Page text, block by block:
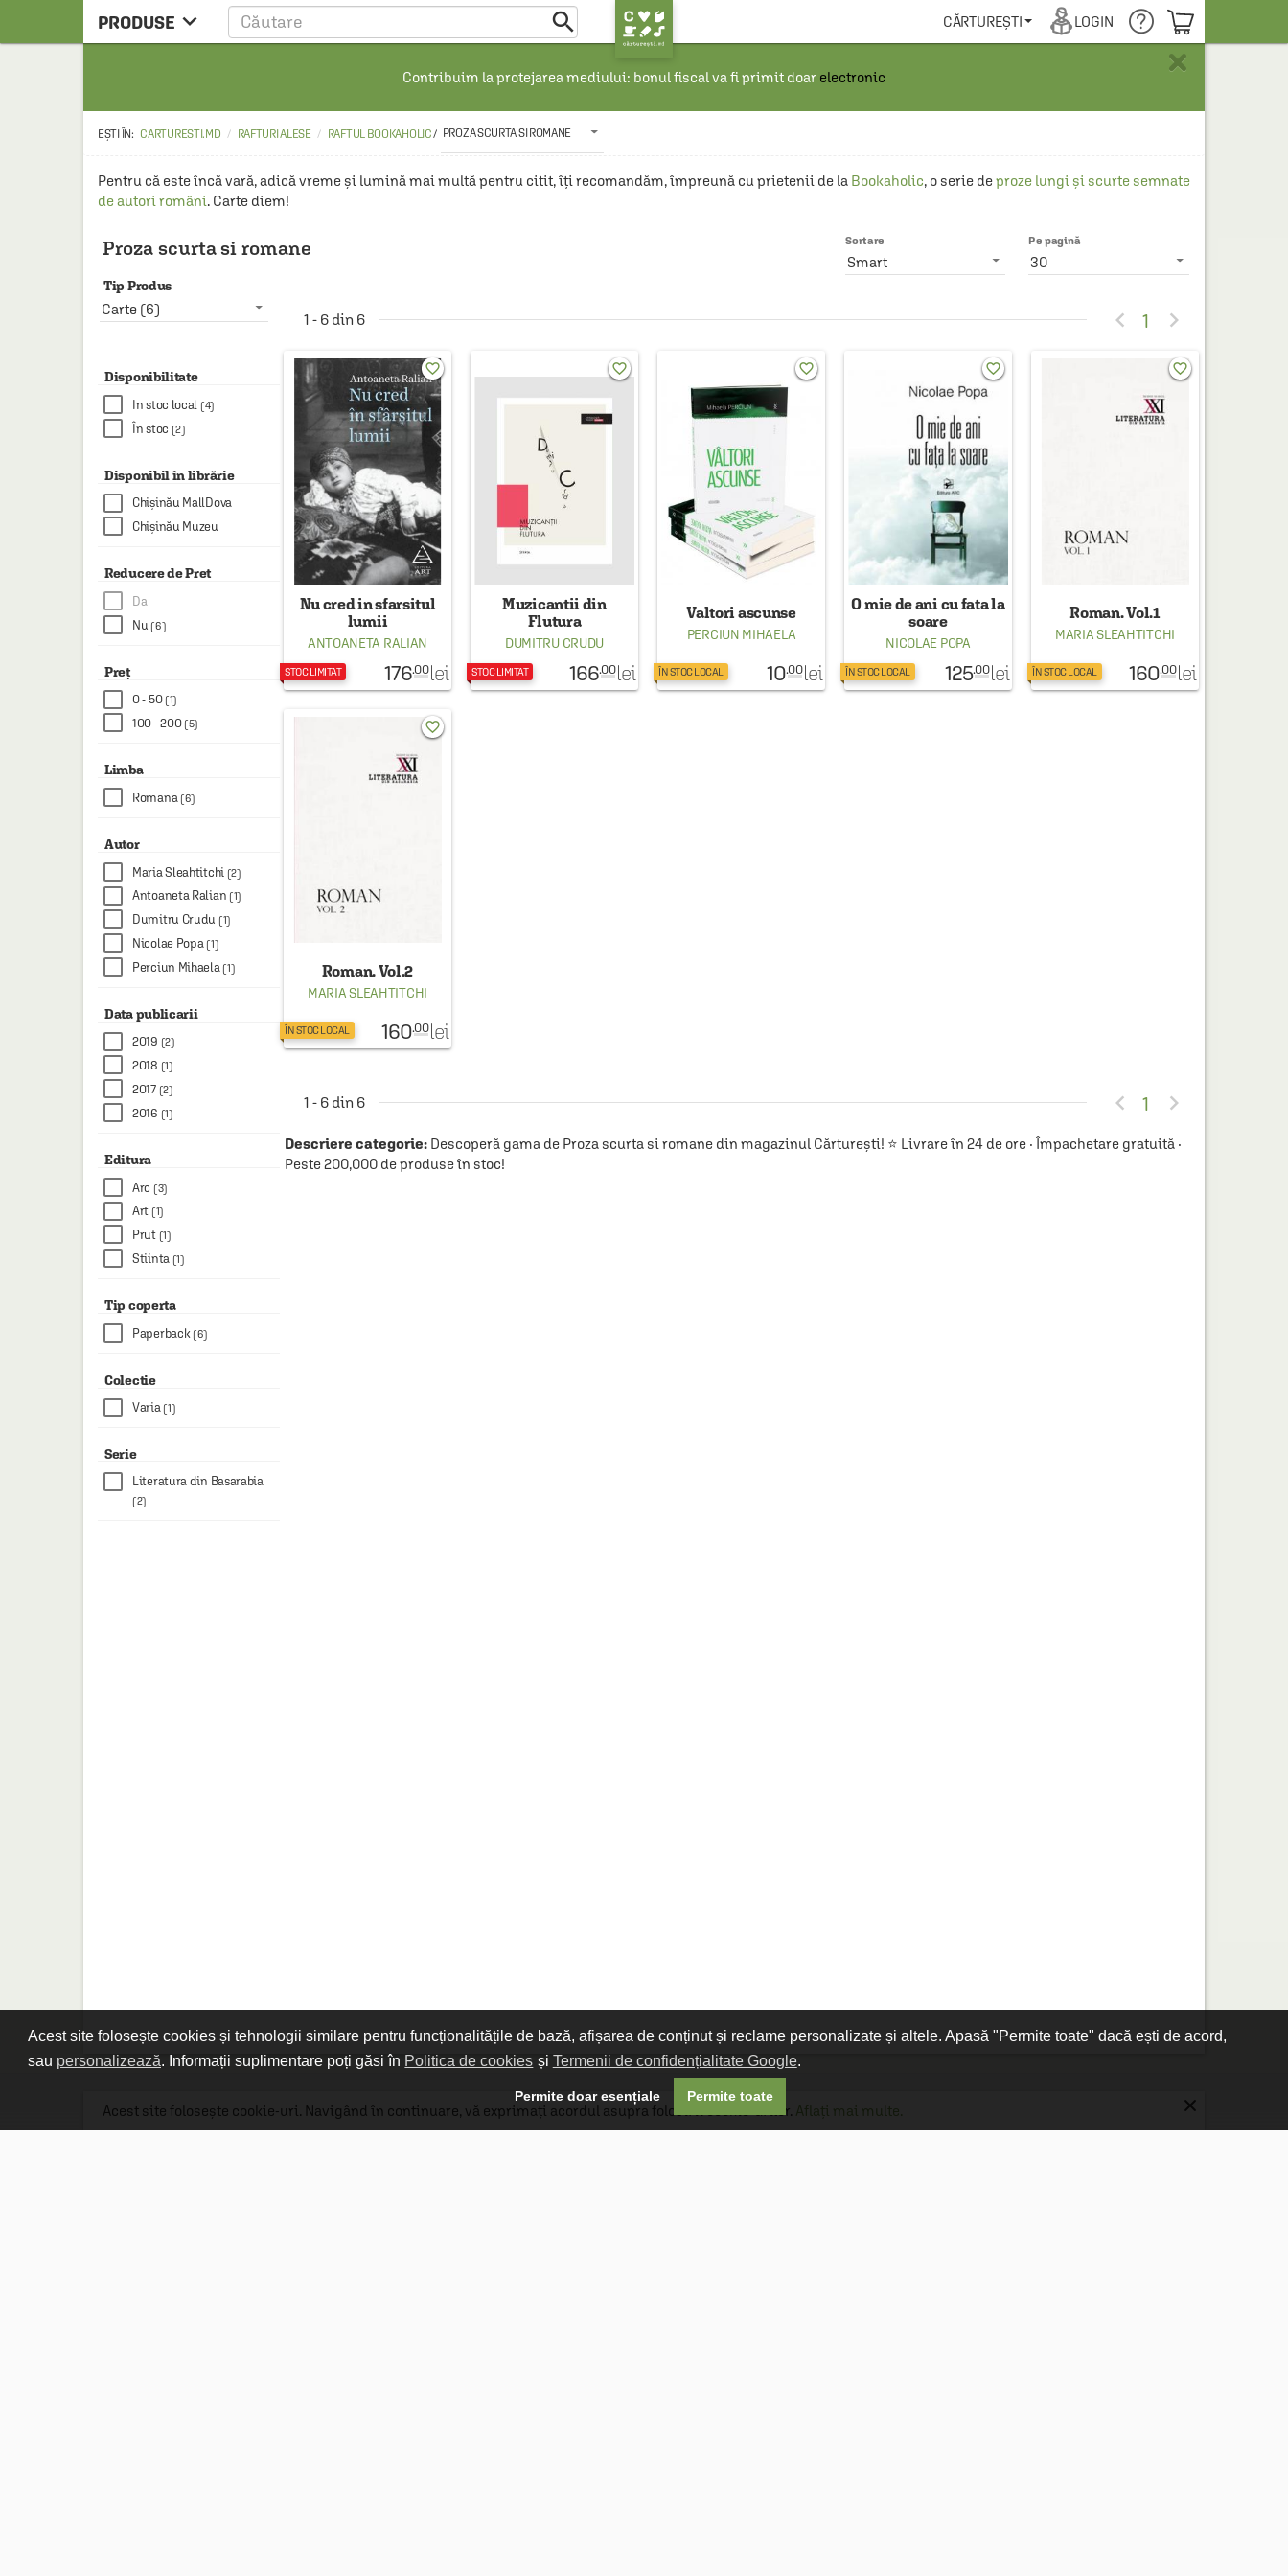
Acest site folosește cookies și tehnologii similare pentru funcționalitățile de bază, afișarea de conținut și reclame personalizate și altele. Apasă "Permite toate" dacă ești de acord,
sau personalizează. Informații suplimentare poți găsi în Politica de cookies și Termenii de confidențialitate Google.
Permite doar esențiale Permite toate
PRODUSE 
CARTE RUSA
MANGA
HOME & DECO
PAPETARIE
CEAI & ACCESORII
HAINE SI ACCESORII
BOARD GAMES
JOCURI SI JUCARII
COSMETICE
DISNEY
CURSURI LIMBI STRAINE
PROMOȚII ȘI SELECȚII
 CĂRTUREȘTI LOGIN COȘUL TĂU
×
Contribuim la protejarea mediului: bonul fiscal va fi primit doar electronic
CARTURESTI.MD RAFTURI ALESE RAFTUL BOOKAHOLIC/ PROZA SCURTA SI ROMANE
Pentru că este încă vară, adică vreme şi lumină mai multă pentru citit, îţi recomandăm, împreună cu prietenii de la Bookaholic, o serie de proze lungi şi scurte semnate
de autori români
Proza scurta si romane Pe pagină
30
Sortare
Smart
Tip Produs
Carte (6)
Disponibilitate
In stoc local (4)
În stoc (2)
Disponibil în librărie
Chișinău MallDova
Chișinău Muzeu
Reducere de Pret
Da
Nu (6)
Preț
0 - 50 (1)
100 - 200 (5)
Limba
Romana (6)
Autor
Maria Sleahtitchi (2)
Antoaneta Ralian (1)
Dumitru Crudu (1)
Nicolae Popa (1)
Perciun Mihaela (1)
Data publicarii
2019 (2)
2018 (1)
2017 (2)
2016 (1)
Editura
Arc (3)
Art (1)
Prut (1)
Stiinta (1)
Tip coperta
Paperback (6)
Colectie
Varia (1)
Serie
Literatura din Basarabia
(2)
1 - 6 din 6  1 
Nu cred in sfarsitul
lumii
ANTOANETA RALIAN
STOC LIMITAT 176.00 lei
favorite_border
Muzicantii din
Flutura
DUMITRU CRUDU
STOC LIMITAT 166.00 lei
favorite_border
Valtori ascunse
PERCIUN MIHAELA
ÎN STOC LOCAL 10.00 lei
favorite_border
O mie de ani cu fata la
soare
NICOLAE POPA
ÎN STOC LOCAL 125.00 lei
favorite_border
Roman. Vol.1
MARIA SLEAHTITCHI
ÎN STOC LOCAL 160.00 lei
favorite_border
Roman. Vol.2
MARIA SLEAHTITCHI
ÎN STOC LOCAL 160.00 lei
favorite_border
1 - 6 din 6  1 
Descriere categorie: Descoperă gama de Proza scurta si romane din magazinul Cărturești! ⭐ Livrare în 24 de ore · Împachetare gratuită ·
Peste 200,000 de produse în stoc!
Linkuri utile  Livrare gratuită
Acest site folosește cookie-uri. Navigând în continuare, vă exprimați acordul asupra folosirii cookie-urilor. Aflați mai multe. ×